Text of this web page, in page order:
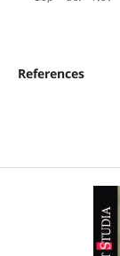
References